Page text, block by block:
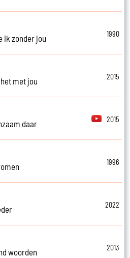
ik zonder jou
1990
met jou
2015
daar
2015
1996
2022
woorden
2013